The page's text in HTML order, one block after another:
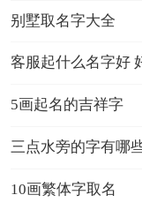
别墅取名字大全
客服起什么名字好
5画起名的吉祥字
三点水旁的字有哪
10画繁体字取名